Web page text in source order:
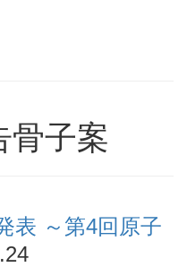
骨子案
表 ～第4回原子